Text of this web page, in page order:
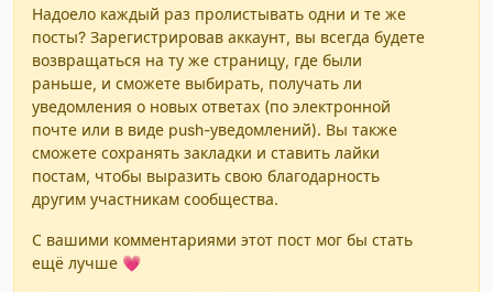
Надоело каждый раз пролистывать одни и те же
посты? Зарегистрировав аккаунт, вы всегда будете
возвращаться на ту же страницу, где были
раньше, и сможете выбирать, получать ли
уведомления о новых ответах (по электронной
почте или в виде push-уведомлений). Вы также
сможете сохранять закладки и ставить лайки
постам, чтобы выразить свою благодарность
другим участникам сообщества.
С вашими комментариями этот пост мог бы стать
ещё лучше 💗